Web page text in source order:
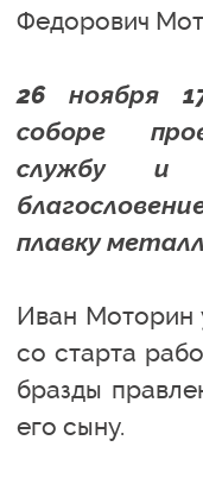
Федорович
26 ноября
соборе
службу и
плавку
Иван Моторин
со старта
бразды
его сыну.